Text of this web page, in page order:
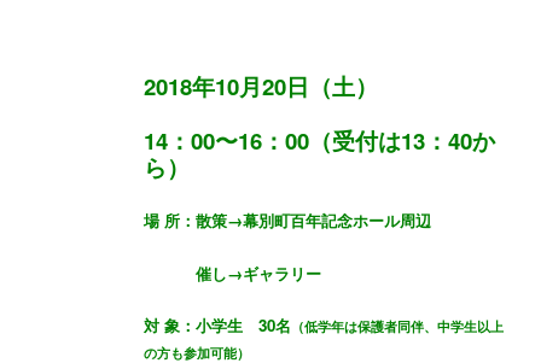
2018年10月20日（土）
14：00〜16：00（受付は13：40か
ら）
場 所：散策→幕別町百年記念ホール周辺
催し→ギャラリー
対 象：小学生 30名 （低学年は保護者同伴、中学生以上
の方も参加可能）